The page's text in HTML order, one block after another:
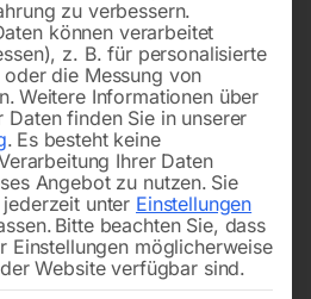
zu verbessern.
können verarbeitet
z. B. für personalisierte
die Messung von
Weitere Informationen über
Daten finden Sie in unserer
. Es besteht keine
Ihrer Daten
Angebot zu nutzen. Sie
unter Einstellungen
Bitte beachten Sie, dass
Einstellungen möglicherweise
Website verfügbar sind.